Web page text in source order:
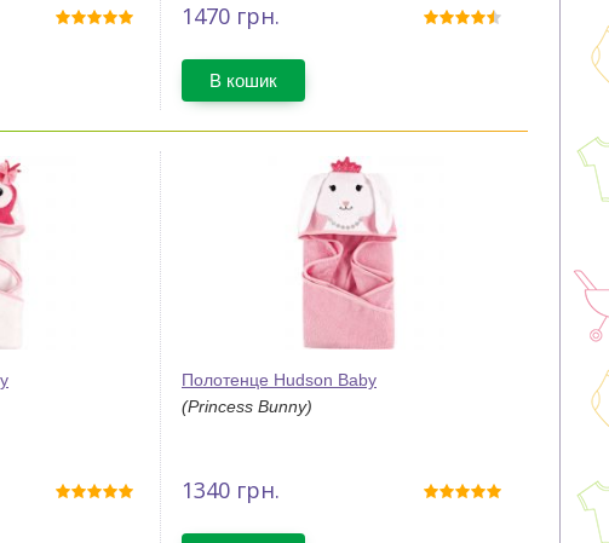
1470 грн.
В кошик
Полотенце Hudson Baby
(Princess Bunny)
1340 грн.